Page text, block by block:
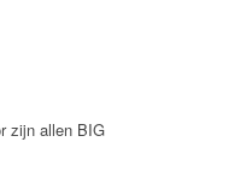
zijn allen BIG